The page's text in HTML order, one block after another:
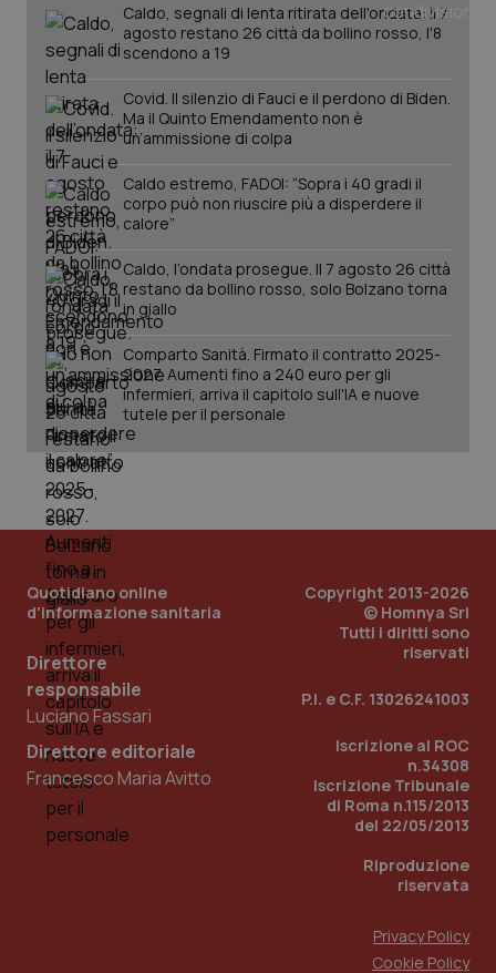
Caldo, segnali di lenta ritirata dell'ondata: il 7
agosto restano 26 città da bollino rosso, l'8
scendono a 19
Covid. Il silenzio di Fauci e il perdono di Biden.
Ma il Quinto Emendamento non è
un’ammissione di colpa
Caldo estremo, FADOI: “Sopra i 40 gradi il
corpo può non riuscire più a disperdere il
calore”
Caldo, l’ondata prosegue. Il 7 agosto 26 città
restano da bollino rosso, solo Bolzano torna
in giallo
Comparto Sanità. Firmato il contratto 2025-
2027. Aumenti fino a 240 euro per gli
infermieri, arriva il capitolo sull'IA e nuove
tutele per il personale
Quotidiano online
d'informazione sanitaria
Direttore
responsabile
Luciano Fassari
Direttore editoriale
Francesco Maria Avitto
Copyright 2013-2026
© Homnya Srl
Tutti i diritti sono
riservati
P.I. e C.F. 13026241003
Iscrizione al ROC
n.34308
Iscrizione Tribunale
di Roma n.115/2013
del 22/05/2013
Riproduzione
riservata
Privacy Policy
Cookie Policy
.quotidianosanita.it
PHPSESSID
.quotidianosanita.it
1